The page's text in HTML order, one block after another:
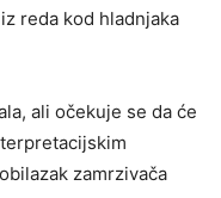
reda kod hladnjaka
ali očekuje se da će
zamrzivača